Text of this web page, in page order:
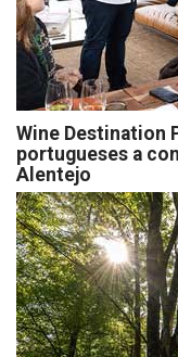
Wine Destination
portugueses a
Alentejo